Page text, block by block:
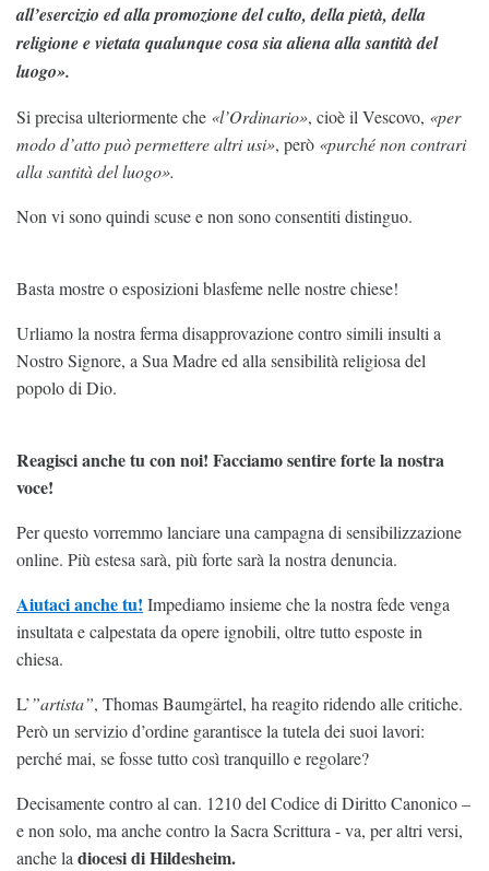
all’esercizio ed alla promozione del culto, della pietà, della
religione e vietata qualunque cosa sia aliena alla santità del
luogo».
Si precisa ulteriormente che «l’Ordinario», cioè il Vescovo, «per
modo d’atto può permettere altri usi», però «purché non contrari
alla santità del luogo».
Non vi sono quindi scuse e non sono consentiti distinguo.
Basta mostre o esposizioni blasfeme nelle nostre chiese!
Urliamo la nostra ferma disapprovazione contro simili insulti a
Nostro Signore, a Sua Madre ed alla sensibilità religiosa del
popolo di Dio.
Reagisci anche tu con noi! Facciamo sentire forte la nostra
voce!
Per questo vorremmo lanciare una campagna di sensibilizzazione
online. Più estesa sarà, più forte sarà la nostra denuncia.
Aiutaci anche tu! Impediamo insieme che la nostra fede venga
insultata e calpestata da opere ignobili, oltre tutto esposte in
chiesa.
L’”artista”, Thomas Baumgärtel, ha reagito ridendo alle critiche.
Però un servizio d’ordine garantisce la tutela dei suoi lavori:
perché mai, se fosse tutto così tranquillo e regolare?
Decisamente contro al can. 1210 del Codice di Diritto Canonico –
e non solo, ma anche contro la Sacra Scrittura - va, per altri versi,
anche la diocesi di Hildesheim.